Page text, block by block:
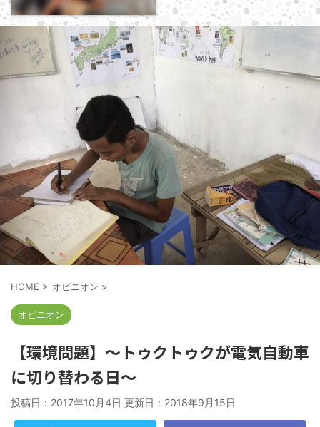
HOME > オピニオン >
オピニオン
【環境問題】～トゥクトゥクが電気自動車
に切り替わる日～
投稿日：2017年10月4日 更新日： 2018年9月15日